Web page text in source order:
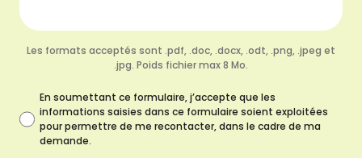
Les formats acceptés sont .pdf, .doc, .docx, .odt, .png, .jpeg et
.jpg. Poids fichier max 8 Mo.
En soumettant ce formulaire, j’accepte que les
informations saisies dans ce formulaire soient exploitées
pour permettre de me recontacter, dans le cadre de ma
demande.